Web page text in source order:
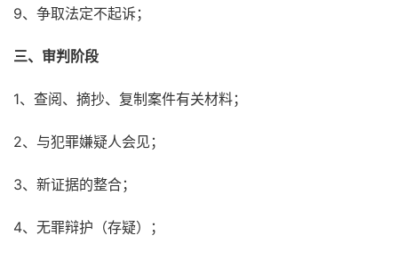
9、争取法定不起诉；
三、审判阶段
1、查阅、摘抄、复制案件有关材料；
2、与犯罪嫌疑人会见；
3、新证据的整合；
4、无罪辩护（存疑）；